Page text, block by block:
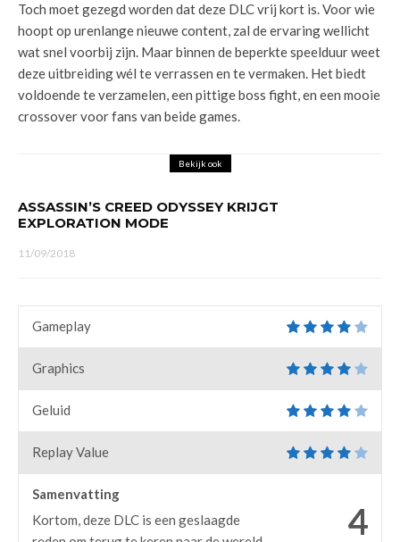
Toch moet gezegd worden dat deze DLC vrij kort is. Voor wie
hoopt op urenlange nieuwe content, zal de ervaring wellicht
wat snel voorbij zijn. Maar binnen de beperkte speelduur weet
deze uitbreiding wél te verrassen en te vermaken. Het biedt
voldoende te verzamelen, een pittige boss fight, en een mooie
crossover voor fans van beide games.
Bekijk ook
ASSASSIN’S CREED ODYSSEY KRIJGT
EXPLORATION MODE
11/09/2018
Gameplay
Graphics
Geluid
Replay Value
4
Samenvatting
Kortom, deze DLC is een geslaagde